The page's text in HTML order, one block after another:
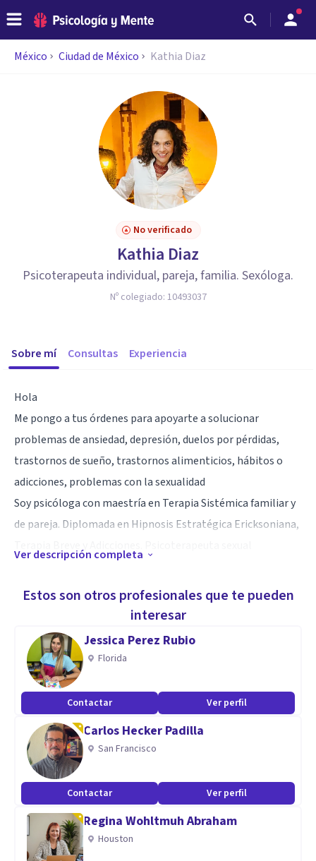
México Ciudad de México Kathia Diaz
No verificado
Kathia Diaz
Psicoterapeuta individual, pareja, familia. Sexóloga.
Nº colegiado: 10493037
Sobre mí Consultas Experiencia
Hola
Me pongo a tus órdenes para apoyarte a solucionar
problemas de ansiedad, depresión, duelos por pérdidas,
trastornos de sueño, trastornos alimenticios, hábitos o
adicciones, problemas con la sexualidad
Soy psicóloga con maestría en Terapia Sistémica familiar y
de pareja. Diplomada en Hipnosis Estratégica Ericksoniana,
Psicoterapia Sistémica
Psicoterapia sexual
Individual, pareja, familiar
Aptitudes
Hipnosis
Sexualidad
Ansiedad
Adicciones
Ver descripción completa
Estos son otros profesionales que te pueden
interesar
Jessica Perez Rubio
Florida
Contactar Ver perfil
Carlos Hecker Padilla
San Francisco
Contactar Ver perfil
Regina Wohltmuh Abraham
Houston